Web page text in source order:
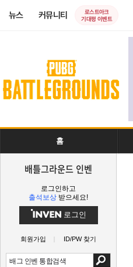
뉴스 커뮤니티
로스트아크
기대평 이벤트
홈
배틀그라운드 인벤
로그인하고
출석보상 받으세요!
로그인
회원가입 ID/PW 찾기